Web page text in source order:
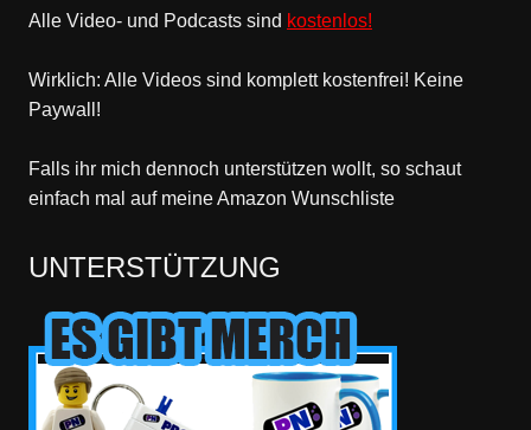
Alle Video- und Podcasts sind kostenlos!
Wirklich: Alle Videos sind komplett kostenfrei! Keine
Paywall!
Falls ihr mich dennoch unterstützen wollt, so schaut
einfach mal auf meine Amazon Wunschliste
UNTERSTÜTZUNG